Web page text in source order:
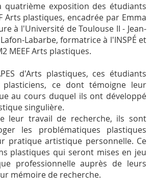
quatrième exposition des étudiants
Arts plastiques, encadrée par Emma
à l'Université de Toulouse II - Jean-
Labarbe, formatrice à l'INSPÉ et
MEEF Arts plastiques.
d'Arts plastiques, ces étudiants
ce dont témoigne leur
au cours duquel ils ont développé
singulière.
leur travail de recherche, ils sont
les problématiques plastiques
pratique artistique personnelle. Ce
plastiques qui seront mises en jeu
professionnelle auprès de leurs
mémoire de recherche.